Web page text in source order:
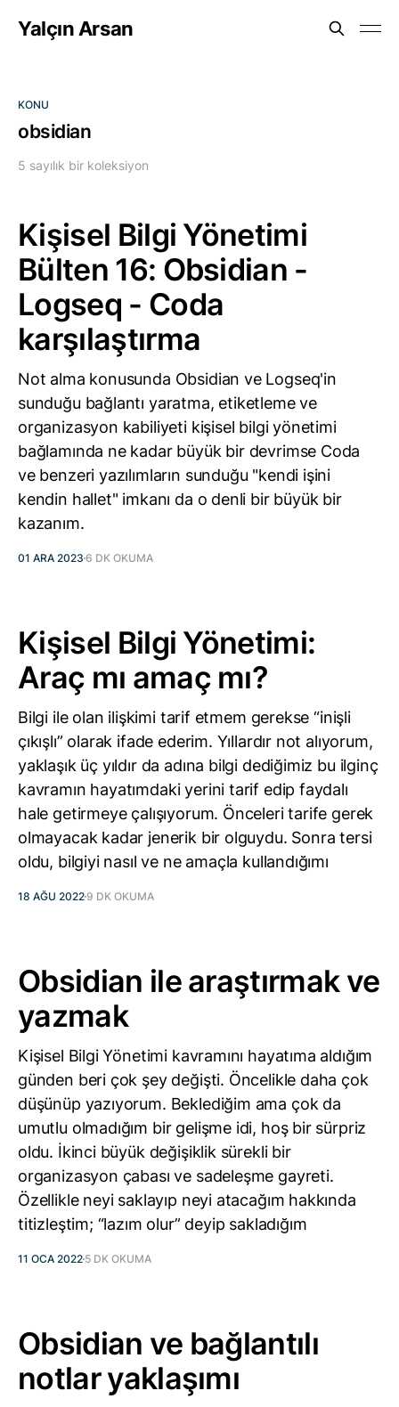
Yalçın Arsan
KONU
obsidian
5 sayılık bir koleksiyon
Kişisel Bilgi Yönetimi
Bülten 16: Obsidian -
Logseq - Coda
karşılaştırma
Not alma konusunda Obsidian ve Logseq'in
sunduğu bağlantı yaratma, etiketleme ve
organizasyon kabiliyeti kişisel bilgi yönetimi
bağlamında ne kadar büyük bir devrimse Coda
ve benzeri yazılımların sunduğu "kendi işini
kendin hallet" imkanı da o denli bir büyük bir
kazanım.
01 ARA 2023 6 DK OKUMA
Kişisel Bilgi Yönetimi:
Araç mı amaç mı?
Bilgi ile olan ilişkimi tarif etmem gerekse “inişli
çıkışlı” olarak ifade ederim. Yıllardır not alıyorum,
yaklaşık üç yıldır da adına bilgi dediğimiz bu ilginç
kavramın hayatımdaki yerini tarif edip faydalı
hale getirmeye çalışıyorum. Önceleri tarife gerek
olmayacak kadar jenerik bir olguydu. Sonra tersi
oldu, bilgiyi nasıl ve ne amaçla kullandığımı
18 AĞU 20229 DK OKUMA
Obsidian ile araştırmak ve
yazmak
Kişisel Bilgi Yönetimi kavramını hayatıma aldığım
günden beri çok şey değişti. Öncelikle daha çok
düşünüp yazıyorum. Beklediğim ama çok da
umutlu olmadığım bir gelişme idi, hoş bir sürpriz
oldu. İkinci büyük değişiklik sürekli bir
organizasyon çabası ve sadeleşme gayreti.
Özellikle neyi saklayıp neyi atacağım hakkında
titizleştim; “lazım olur” deyip sakladığım
11 OCA 2022 5 DK OKUMA
Obsidian ve bağlantılı
notlar yaklaşımı